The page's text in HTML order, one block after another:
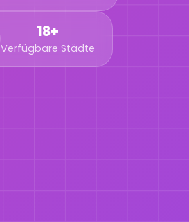
18+
Verfügbare Städte